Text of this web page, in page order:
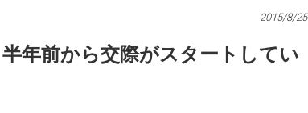
2015/8/25
年前から交際がスタートしてい